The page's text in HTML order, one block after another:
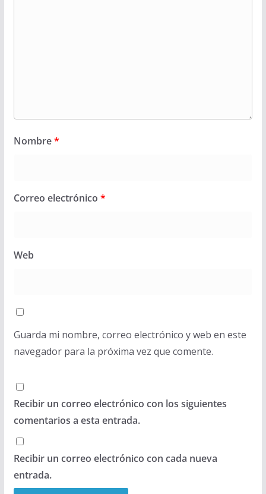
Nombre*
Correo electrónico *
Web
Guarda mi nombre, correo electrónico y web en este
navegador para la próxima vez que comente.
Recibir un correo electrónico con los siguientes
comentarios a esta entrada.
Recibir un correo electrónico con cada nueva
entrada.